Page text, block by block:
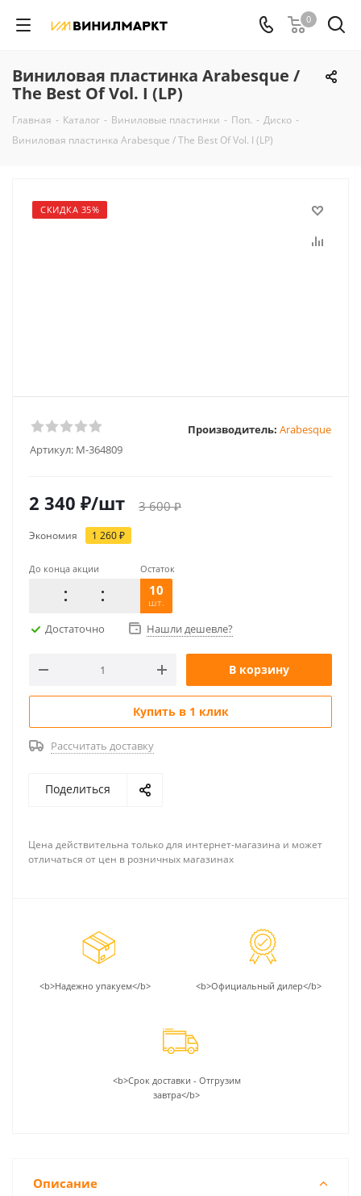
0
Виниловая пластинка Arabesque /
The Best Of Vol. I (LP)
Главная - Каталог - Виниловые пластинки - Поп. - Диско -
Виниловая пластинка Arabesque / The Best Of Vol. I (LP)
СКИДКА 35%
Артикул: M-364809
Производитель: Arabesque
2 340 ₽/шт 3 600₽
Экономия 1 260₽
До конца акции Остаток
10
шт.
Достаточно Нашли дешевле?
В корзину
Купить в 1 клик
Рассчитать доставку
Поделиться
Цена действительна только для интернет-магазина и может
отличаться от цен в розничных магазинах
<b>Надежно упакуем</b> <b>Официальный дилер</b>
<b>Срок доставки - Отгрузим
завтра</b>
Описание